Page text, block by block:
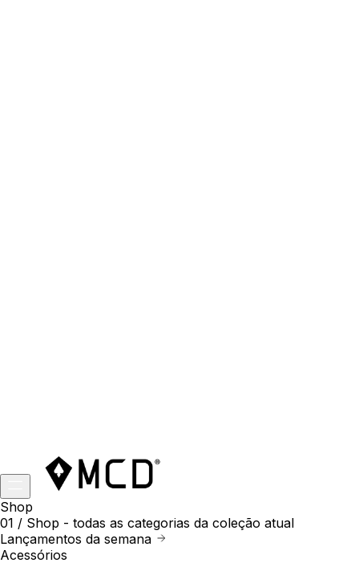
Shop
01 / Shop - todas as categorias da coleção atual
Lançamentos da semana
Acessórios